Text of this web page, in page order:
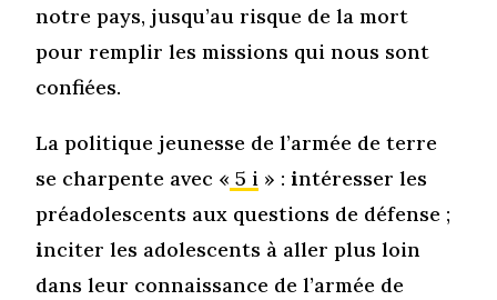
notre pays, jusqu’au risque de la mort
pour remplir les missions qui nous sont
confiées.
La politique jeunesse de l’armée de terre
se charpente avec « 5 i » :intéresser les
préadolescents aux questions de défense ;
inciter les adolescents à aller plus loin
dans leur connaissance de l’armée de